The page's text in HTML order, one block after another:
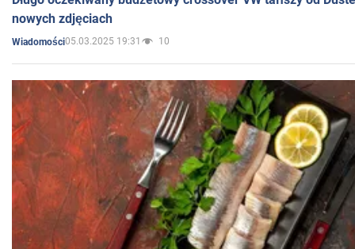
nowych zdjęciach
Wiadomości05.03.2025 19:31 10